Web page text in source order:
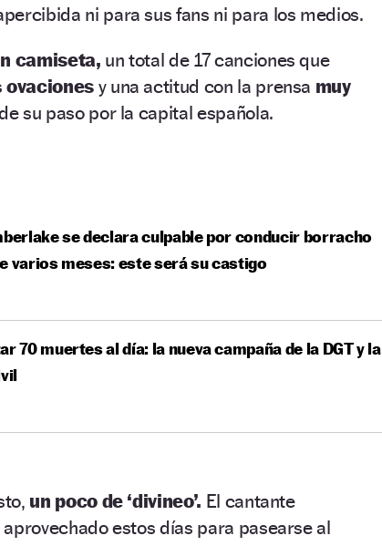
ni para sus fans ni para los medios.
camiseta, un total de 17 canciones que
ovacionesy una actitud con la prensa muy
su paso por la capital española.
se declara culpable por conducir borracho
varios meses: este será su castigo
70 muertes al día: la nueva campaña de la DGT y la
un poco de ‘divineo’. El cantante
estos días para pasearse al